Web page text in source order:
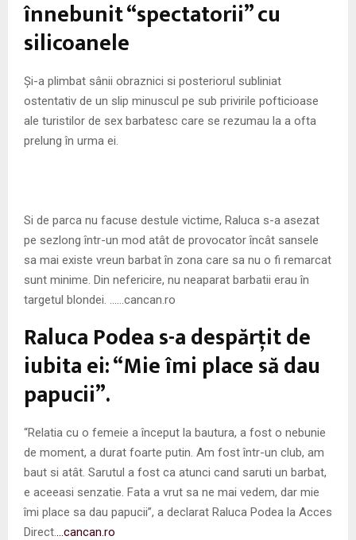
N
U
înnebunit “spectatorii” cu
silicoanele
Și-a plimbat sânii obraznici si posteriorul subliniat
ostentativ de un slip minuscul pe sub privirile pofticioase
ale turistilor de sex barbatesc care se rezumau la a ofta
prelung în urma ei.
Si de parca nu facuse destule victime, Raluca s-a asezat
pe sezlong într-un mod atât de provocator încât sansele
sa mai existe vreun barbat în zona care sa nu o fi remarcat
sunt minime. Din nefericire, nu neaparat barbatii erau în
targetul blondei. ……cancan.ro
Raluca Podea s-a despărţit de
iubita ei: “Mie îmi place să dau
papucii”.
“Relatia cu o femeie a început la bautura, a fost o nebunie
de moment, a durat foarte putin. Am fost într-un club, am
baut si atât. Sarutul a fost ca atunci cand saruti un barbat,
e aceeasi senzatie. Fata a vrut sa ne mai vedem, dar mie
îmi place sa dau papucii”, a declarat Raluca Podea la Acces
Direct.
…cancan.ro